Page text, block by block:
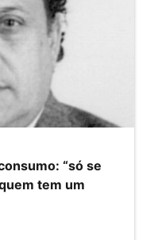
“só se
tem um